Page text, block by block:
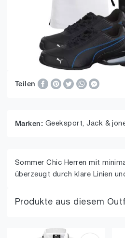
Teilen
Marken: Geeksport,Jack &
Sommer Chic Herren mit
überzeugt durch klare Linien
Produkte aus diesem